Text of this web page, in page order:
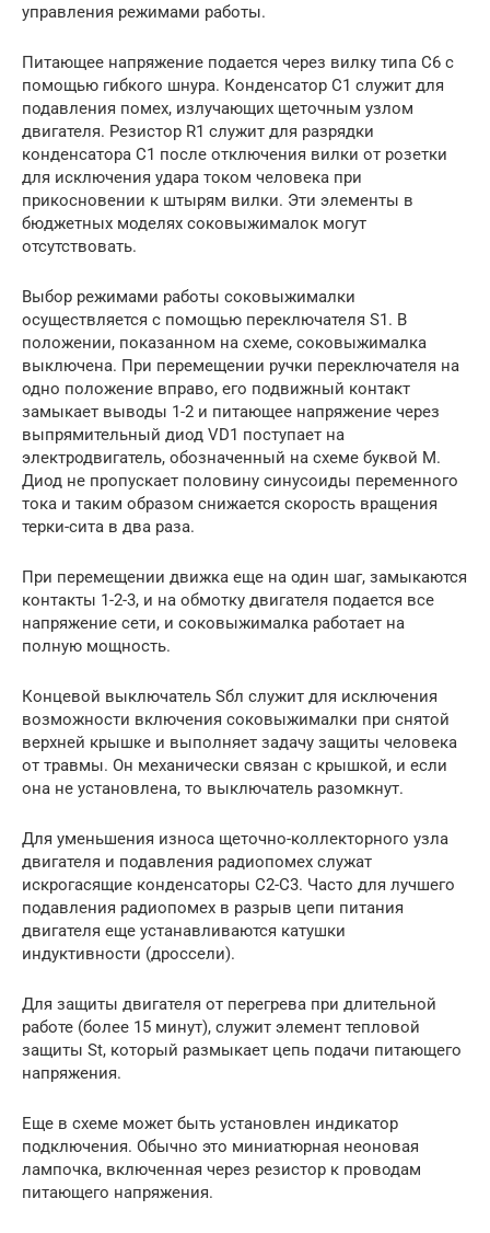
управления режимами работы.
Питающее напряжение подается через вилку типа С6 с
помощью гибкого шнура. Конденсатор С1 служит для
подавления помех, излучающих щеточным узлом
двигателя. Резистор R1 служит для разрядки
конденсатора С1 после отключения вилки от розетки
для исключения удара током человека при
прикосновении к штырям вилки. Эти элементы в
бюджетных моделях соковыжималок могут
отсутствовать.
Выбор режимами работы соковыжималки
осуществляется с помощью переключателя S1. В
положении, показанном на схеме, соковыжималка
выключена. При перемещении ручки переключателя на
одно положение вправо, его подвижный контакт
замыкает выводы 1-2 и питающее напряжение через
выпрямительный диод VD1 поступает на
электродвигатель, обозначенный на схеме буквой М.
Диод не пропускает половину синусоиды переменного
тока и таким образом снижается скорость вращения
терки-сита в два раза.
При перемещении движка еще на один шаг, замыкаются
контакты 1-2-3, и на обмотку двигателя подается все
напряжение сети, и соковыжималка работает на
полную мощность.
Концевой выключатель Sбл служит для исключения
возможности включения соковыжималки при снятой
верхней крышке и выполняет задачу защиты человека
от травмы. Он механически связан с крышкой, и если
она не установлена, то выключатель разомкнут.
Для уменьшения износа щеточно-коллекторного узла
двигателя и подавления радиопомех служат
искрогасящие конденсаторы С2-С3. Часто для лучшего
подавления радиопомех в разрыв цепи питания
двигателя еще устанавливаются катушки
индуктивности (дроссели).
Для защиты двигателя от перегрева при длительной
работе (более 15 минут), служит элемент тепловой
защиты St, который размыкает цепь подачи питающего
напряжения.
Еще в схеме может быть установлен индикатор
подключения. Обычно это миниатюрная неоновая
лампочка, включенная через резистор к проводам
питающего напряжения.